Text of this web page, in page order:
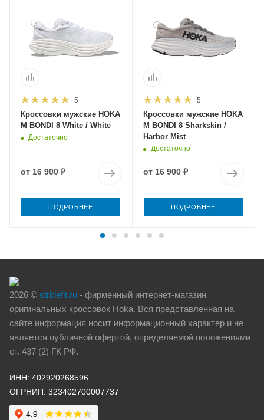
5
Кроссовки мужские HOKA
M BONDI 8 White / White
Достаточно
от 16 900 ₽
ПОДРОБНЕЕ
5
Кроссовки мужские HOKA
M BONDI 8 Sharkskin /
Harbor Mist
Достаточно
от 16 900 ₽
ПОДРОБНЕЕ
2026 © stridefit.ru - фирменный интернет-магазин
оригинальных кроссовок Hoka. Вся представленная на
сайте информация носит информационный характер и не
является публичной офертой, определяемой положениями
ст. 437 (2) ГК РФ.
ИНН: 402920268596
ОГРНИП: 323402700007737